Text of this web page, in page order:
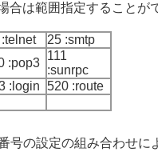
合は範囲指定することが
25 :smtp
:pop3
111
:sunrpc
:login 520 :route
号の設定の組み合わせに